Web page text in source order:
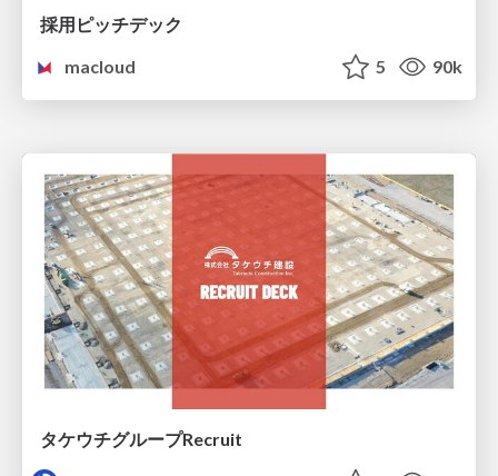
採用ピッチデック
macloud
5 90k
タケウチグループRecruit